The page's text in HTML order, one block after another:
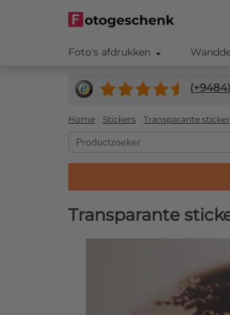
Foto's afdrukken
(+9484)
Home Stickers Transparante sticker
Transparante